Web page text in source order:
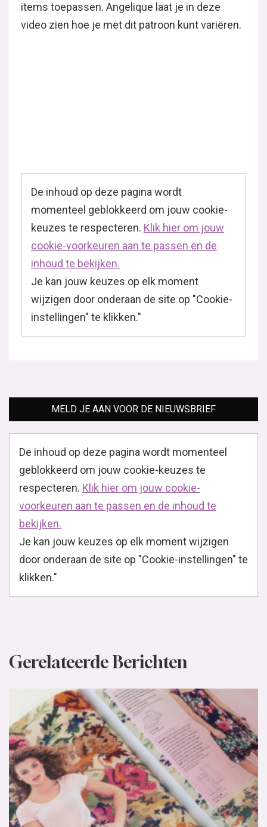
items toepassen. Angelique laat je in deze
video zien hoe je met dit patroon kunt variëren.
De inhoud op deze pagina wordt
momenteel geblokkeerd om jouw cookie-
keuzes te respecteren. Klik hier om jouw
cookie-voorkeuren aan te passen en de
inhoud te bekijken.
Je kan jouw keuzes op elk moment
wijzigen door onderaan de site op "Cookie-
instellingen" te klikken."
MELD JE AAN VOOR DE NIEUWSBRIEF
De inhoud op deze pagina wordt momenteel
geblokkeerd om jouw cookie-keuzes te
respecteren. Klik hier om jouw cookie-
voorkeuren aan te passen en de inhoud te
bekijken.
Je kan jouw keuzes op elk moment wijzigen
door onderaan de site op "Cookie-instellingen" te
klikken."
Gerelateerde Berichten